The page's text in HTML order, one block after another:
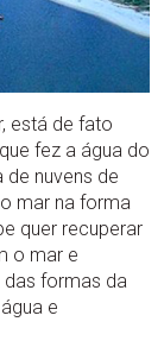
está de fato
fez a água do
nuvens de
mar na forma
quer recuperar
o mar e
das formas da
e